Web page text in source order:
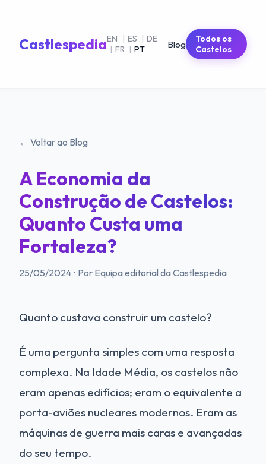
CastlespediaEN | ES | DE
| FR | PT Blog
Todos os
Castelos
← Voltar ao Blog
A Economia da
Construção de Castelos:
Quanto Custa uma
Fortaleza?
25/05/2024 • Por Equipa editorial da Castlespedia
Quanto custava construir um castelo?
É uma pergunta simples com uma resposta
complexa. Na Idade Média, os castelos não
eram apenas edifícios; eram o equivalente a
porta-aviões nucleares modernos. Eram as
máquinas de guerra mais caras e avançadas
do seu tempo.